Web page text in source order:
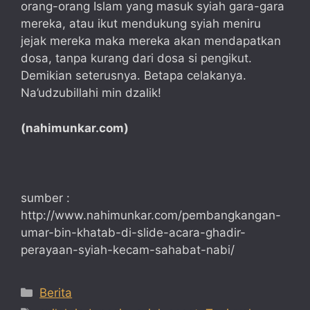
orang-orang Islam yang masuk syiah gara-gara
mereka, atau ikut mendukung syiah meniru
jejak mereka maka mereka akan mendapatkan
dosa, tanpa kurang dari dosa si pengikut.
Demikian seterusnya. Betapa celakanya.
Na’udzubillahi min dzalik!
(nahimunkar.com)
sumber :
http://www.nahimunkar.com/pembangkangan-
umar-bin-khatab-di-slide-acara-ghadir-
perayaan-syiah-kecam-sahabat-nabi/
Categories
Berita